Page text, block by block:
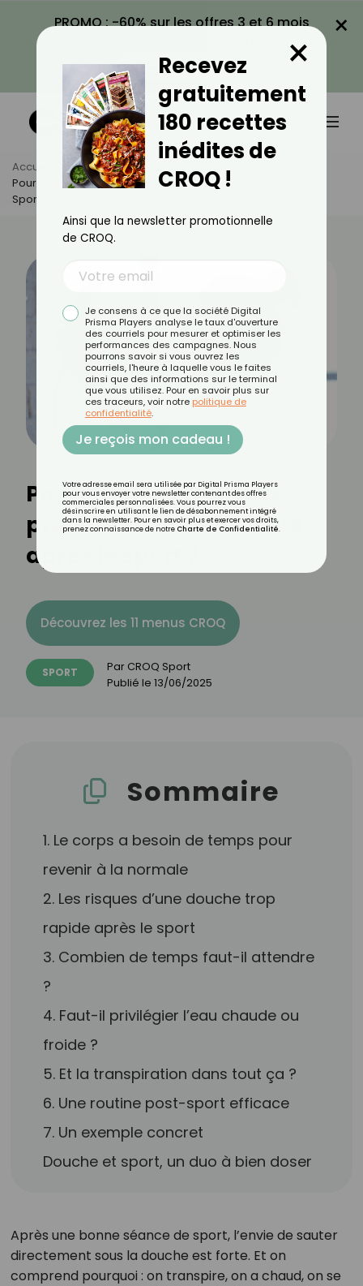
PROMO : -60% sur les offres 3 et 6 mois
VOIR LA PROMO
×
Accueil Actus
Sport
Pourquoi Il Ne Faut Pas Prendre Sa Douche Juste Après Le
Sport ?
Pourquoi il ne faut pas
prendre sa douche juste
après le sport ?
Découvrez les 11 menus CROQ
SPORT Par CROQ Sport
Publié le 13/06/2025
Sommaire
1. Le corps a besoin de temps pour
revenir à la normale
2. Les risques d’une douche trop
rapide après le sport
3. Combien de temps faut-il attendre
?
4. Faut-il privilégier l’eau chaude ou
froide ?
5. Et la transpiration dans tout ça ?
6. Une routine post-sport efficace
7. Un exemple concret
Douche et sport, un duo à bien doser
Après une bonne séance de sport, l’envie de sauter
directement sous la douche est forte. Et on
comprend pourquoi : on transpire, on a chaud, on se
Recevez
gratuitement
180 recettes
inédites de
CROQ !
×
Ainsi que la newsletter promotionnelle
de CROQ.
Je consens à ce que la société Digital
Prisma Players analyse le taux d'ouverture
des courriels pour mesurer et optimiser les
performances des campagnes. Nous
pourrons savoir si vous ouvrez les
courriels, l'heure à laquelle vous le faites
ainsi que des informations sur le terminal
que vous utilisez. Pour en savoir plus sur
ces traceurs, voir notre politique de
confidentialité.
Je reçois mon cadeau !
Votre adresse email sera utilisée par Digital Prisma Players
pour vous envoyer votre newsletter contenant des offres
commerciales personnalisées. Vous pourrez vous
désinscrire en utilisant le lien de désabonnement intégré
dans la newsletter. Pour en savoir plus et exercer vos droits,
prenez connaissance de notre Charte de Confidentialité.